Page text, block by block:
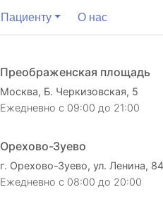
Пациенту О нас
Преображенская площадь
Москва, Б. Черкизовская, 5
Ежедневно c 09:00 до 21:00
Орехово-Зуево
г. Орехово-Зуево, ул. Ленина, 84
Ежедневно c 08:00 до 20:00